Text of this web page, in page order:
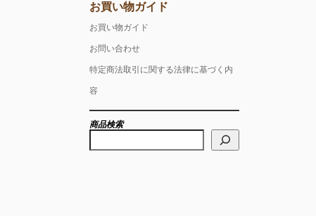
お買い物ガイド
お買い物ガイド
お問い合わせ
特定商法取引に関する法律に基づく内
容
商品検索
索